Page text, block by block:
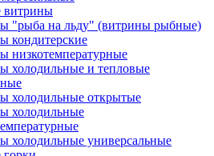
витрины
"рыба на льду" (витрины рыбные)
кондитерские
низкотемпературные
холодильные и тепловые
холодильные открытые
холодильные
холодильные универсальные